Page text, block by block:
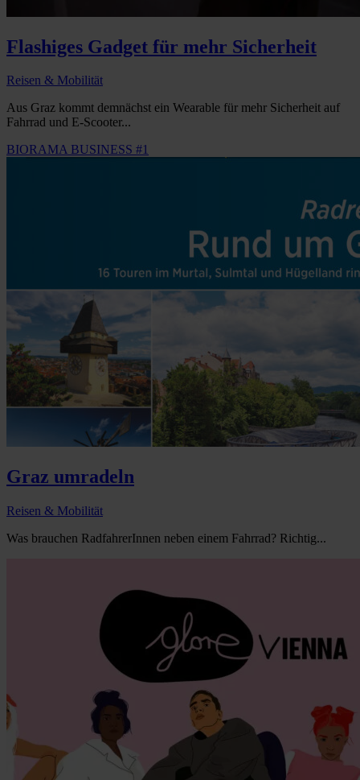
Flashiges Gadget für mehr Sicherheit
Reisen & Mobilität
Aus Graz kommt demnächst ein Wearable für mehr Sicherheit auf
Fahrrad und E-Scooter...
BIORAMA BUSINESS #1
Graz umradeln
Reisen & Mobilität
Was brauchen RadfahrerInnen neben einem Fahrrad? Richtig...